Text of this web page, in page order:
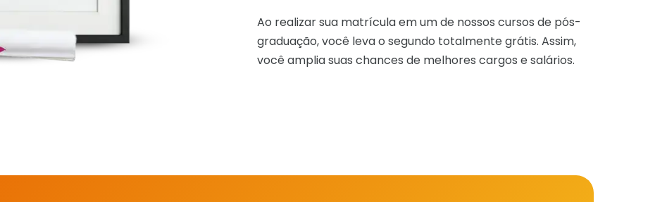
Ao realizar sua matrícula em um de nossos cursos de pós-
graduação, você leva o segundo totalmente grátis. Assim,
você amplia suas chances de melhores cargos e salários.